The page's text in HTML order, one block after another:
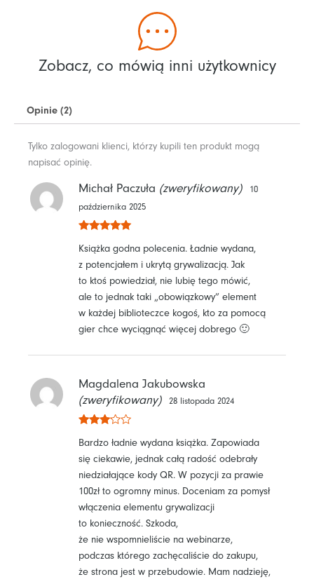
Zobacz, co mówią inni użytkownicy
Opinie (2)
na 5
Michał Paczuła (zweryfikowany)
10
października 2025
Książka godna polecenia. Ładnie wydana,
z potencjałem i ukrytą grywalizacją. Jak
to ktoś powiedział, nie lubię tego mówić,
ale to jednak taki „obowiązkowy” element
w każdej biblioteczce kogoś, kto za pomocą
gier chce wyciągnąć więcej dobrego 🙂
no3na
5
Magdalena Jakubowska
(zweryfikowany)
28 listopada 2024
Bardzo ładnie wydana książka. Zapowiada
się ciekawie, jednak całą radość odebrały
niedziałające kody QR. W pozycji za prawie
100zł to ogromny minus. Doceniam za pomysł
włączenia elementu grywalizacji
to konieczność. Szkoda,
że nie wspomnieliście na webinarze,
podczas którego zachęcaliście do zakupu,
że strona jest w przebudowie. Mam nadzieję,
Tylko zalogowani klienci, którzy kupili ten produkt mogą
napisać opinię.